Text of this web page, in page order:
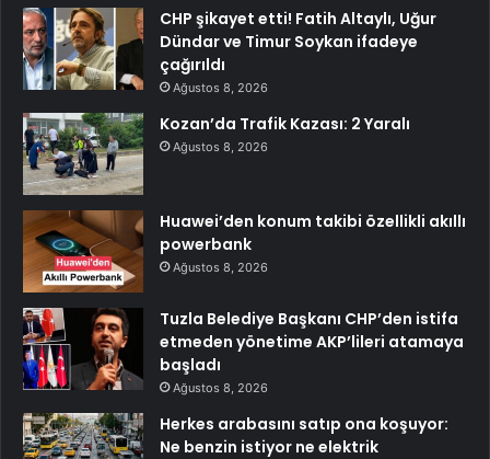
CHP şikayet etti! Fatih Altaylı, Uğur
Dündar ve Timur Soykan ifadeye
çağırıldı
Ağustos 8, 2026
Kozan’da Trafik Kazası: 2 Yaralı
Ağustos 8, 2026
Huawei’den konum takibi özellikli akıllı
powerbank
Ağustos 8, 2026
Tuzla Belediye Başkanı CHP’den istifa
etmeden yönetime AKP’lileri atamaya
başladı
Ağustos 8, 2026
Herkes arabasını satıp ona koşuyor:
Ne benzin istiyor ne elektrik